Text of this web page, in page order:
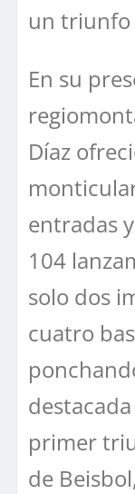
un
En su
Díaz
entradas
104
solo dos
cuatro
primer
de